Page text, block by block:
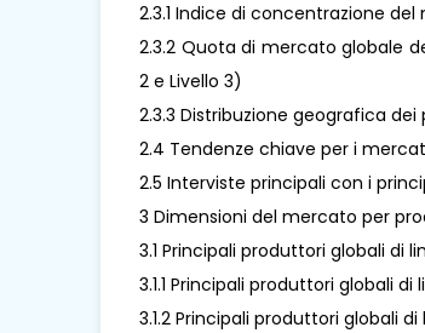
2.3.1 Indice di concentrazione
2.3.2 Quota di mercato globale
2 e Livello 3)
2.3.3 Distribuzione geografica
2.4 Tendenze chiave per i
2.5 Interviste principali con i
3 Dimensioni del mercato per
3.1 Principali produttori globali di
3.1.1 Principali produttori globali
3.1.2 Principali produttori globali